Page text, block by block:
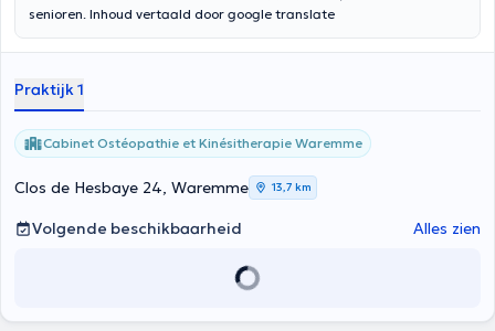
senioren. Inhoud vertaald door google translate
Praktijk 1
Cabinet Ostéopathie et Kinésitherapie Waremme
Clos de Hesbaye 24, Waremme 13,7 km
Volgende beschikbaarheid Alles zien